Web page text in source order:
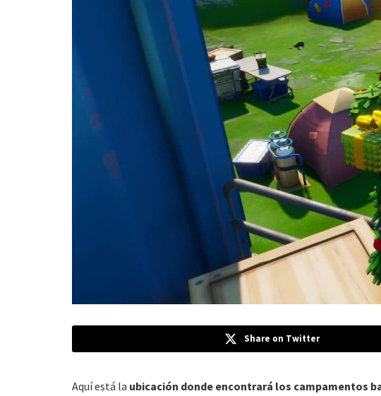
Share on Twitter
Aquí está la ubicación donde encontrará los campamentos